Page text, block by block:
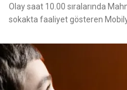
Olay saat 10.00 sıralarında
sokakta faaliyet gösteren